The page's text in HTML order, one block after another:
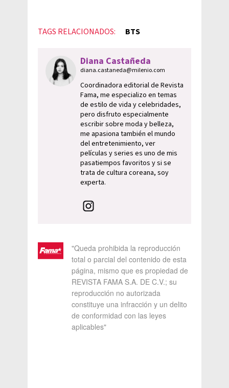
TAGS RELACIONADOS: BTS
Diana Castañeda
diana.castaneda@milenio.com
Coordinadora editorial de Revista
Fama, me especializo en temas
de estilo de vida y celebridades,
pero disfruto especialmente
escribir sobre moda y belleza,
me apasiona también el mundo
del entretenimiento, ver
películas y series es uno de mis
pasatiempos favoritos y si se
trata de cultura coreana, soy
experta.
"Queda prohibida la reproducción
total o parcial del contenido de esta
página, mismo que es propiedad de
REVISTA FAMA S.A. DE C.V.; su
reproducción no autorizada
constituye una infracción y un delito
de conformidad con las leyes
aplicables"